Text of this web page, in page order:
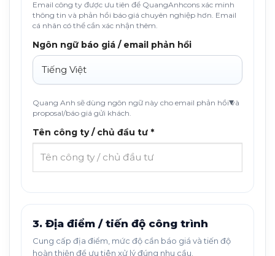
Email công ty được ưu tiên để QuangAnhcons xác minh
thông tin và phản hồi báo giá chuyên nghiệp hơn. Email
cá nhân có thể cần xác nhận thêm.
Ngôn ngữ báo giá / email phản hồi
Quang Anh sẽ dùng ngôn ngữ này cho email phản hồi và
proposal/báo giá gửi khách.
Tên công ty / chủ đầu tư *
3. Địa điểm / tiến độ công trình
Cung cấp địa điểm, mức độ cần báo giá và tiến độ
hoàn thiện để ưu tiên xử lý đúng nhu cầu.